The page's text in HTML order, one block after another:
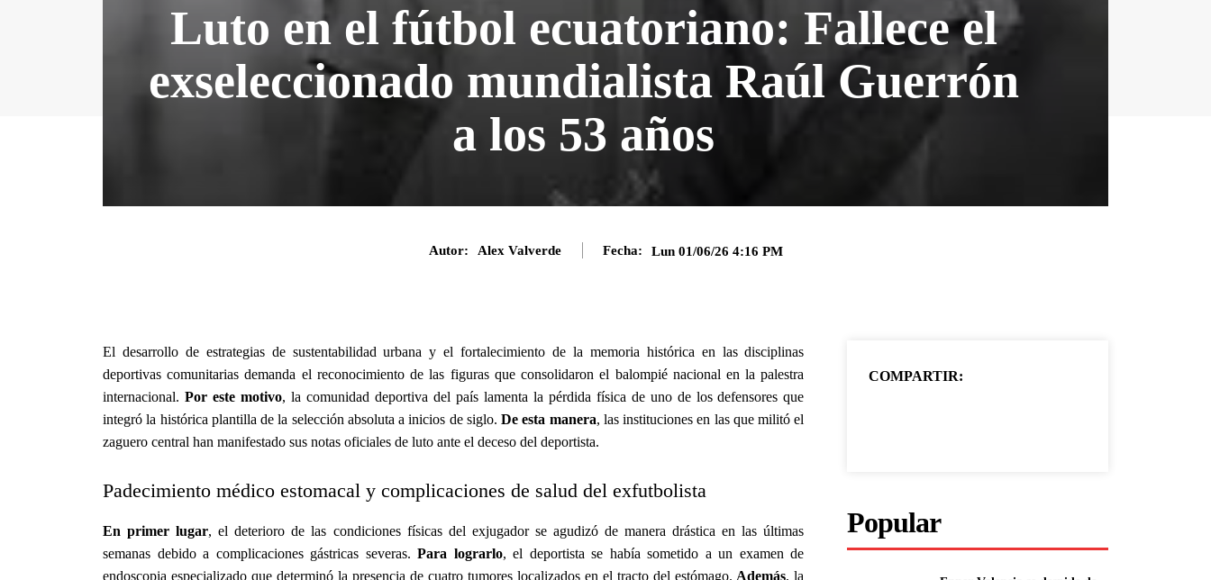
Luto en el fútbol ecuatoriano: Fallece el
exseleccionado mundialista Raúl Guerrón
a los 53 años
Autor: Alex Valverde Fecha: Lun 01/06/26 4:16 PM
El desarrollo de estrategias de sustentabilidad urbana y el fortalecimiento de la memoria histórica en las disciplinas
deportivas comunitarias demanda el reconocimiento de las figuras que consolidaron el balompié nacional en la palestra
internacional. Por este motivo, la comunidad deportiva del país lamenta la pérdida física de uno de los defensores que
integró la histórica plantilla de la selección absoluta a inicios de siglo.De esta manera, las instituciones en las que militó el
zaguero central han manifestado sus notas oficiales de luto ante el deceso del deportista.
Padecimiento médico estomacal y complicaciones de salud del exfutbolista
En primer lugar, el deterioro de las condiciones físicas del exjugador se agudizó de manera drástica en las últimas
semanas debido a complicaciones gástricas severas.Para lograrlo, el deportista se había sometido a un examen de
endoscopia especializado que determinó la presencia de cuatro tumores localizados en el tracto del estómago. Además, la
COMPARTIR:
Popular